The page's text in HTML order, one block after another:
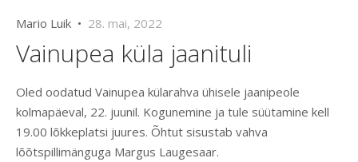
Mario Luik • 28. mai, 2022
Vainupea küla jaanituli
Oled oodatud Vainupea külarahva ühisele jaanipeole
kolmapäeval, 22. juunil. Kogunemine ja tule süütamine kell
19.00 lõkkeplatsi juures. Õhtut sisustab vahva
lõõtspillimänguga Margus Laugesaar.